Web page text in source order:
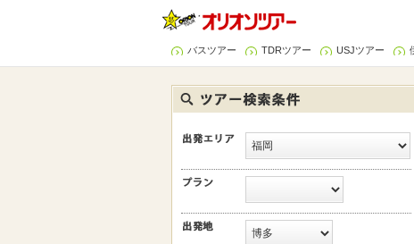
バスツアー TDRツアー USJツアー